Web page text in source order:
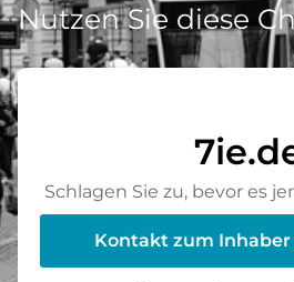
Nutzen Sie diese
Schlagen Sie zu, bevor es
Kontakt zum